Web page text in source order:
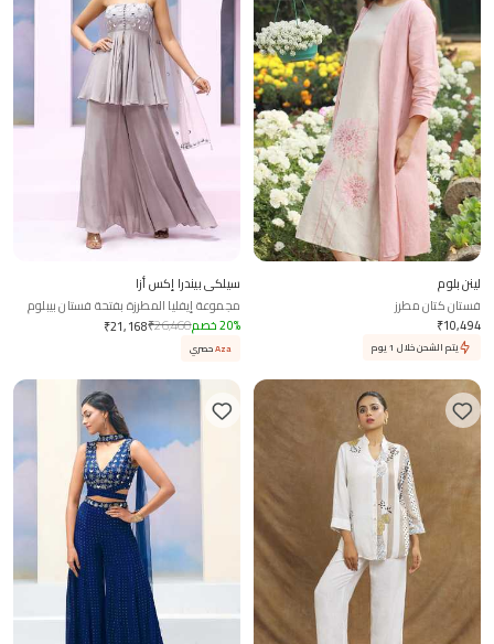
لينن بلوم
فستان كتان مطرز
₹10,494
يتم الشحن خلال 1 يوم
سيلكي بيندرا إكس أزا
مجموعة إيفليا المطرزة بفتحة فستان بيبلوم
بالازو
₹21,168₹26,460 20% خصم
Azaحصري